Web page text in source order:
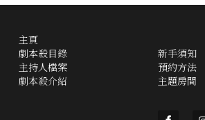
主頁
劇本殺目錄
主持人檔案
劇本殺介紹
新手須知
預約方法
主題房間